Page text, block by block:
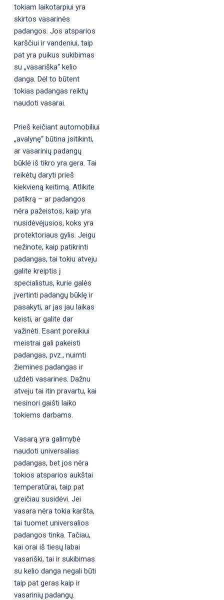
tokiam laikotarpiui yra
skirtos vasarinės
padangos. Jos atsparios
karščiui ir vandeniui, taip
pat yra puikus sukibimas
su „vasariška“ kelio
danga. Dėl to būtent
tokias padangas reiktų
naudoti vasarai.
Prieš keičiant automobiliui
„avalynę“ būtina įsitikinti,
ar vasarinių padangų
būklė iš tikro yra gera. Tai
reikėtų daryti prieš
kiekvieną keitimą. Atlikite
patikrą – ar padangos
nėra pažeistos, kaip yra
nusidėvėjusios, koks yra
protektoriaus gylis. Jeigu
nežinote, kaip patikrinti
padangas, tai tokiu atveju
galite kreiptis į
specialistus, kurie galės
įvertinti padangų būklę ir
pasakyti, ar jas jau laikas
keisti, ar galite dar
važinėti. Esant poreikiui
meistrai gali pakeisti
padangas, pvz., nuimti
žiemines padangas ir
uždėti vasarines. Dažnu
atveju tai itin pravartu, kai
nesinori gaišti laiko
tokiems darbams.
Vasarą yra galimybė
naudoti universalias
padangas, bet jos nėra
tokios atsparios aukštai
temperatūrai, taip pat
greičiau susidėvi. Jei
vasara nėra tokia karšta,
tai tuomet universalios
padangos tinka. Tačiau,
kai orai iš tiesų labai
vasariški, tai ir sukibimas
su kelio danga negali būti
taip pat geras kaip ir
vasarinių padangų.